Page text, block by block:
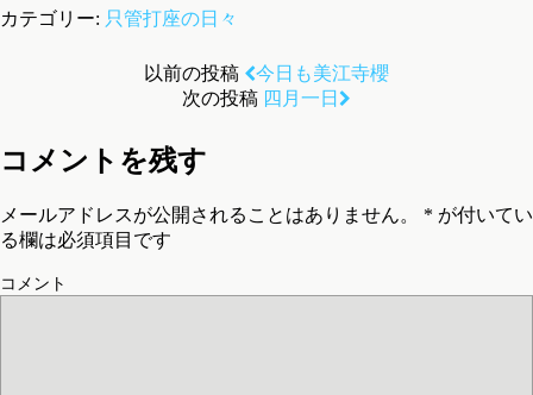
カテゴリー: 只管打座の日々
以前の投稿
今日も美江寺櫻
次の投稿 四月一日
コメントを残す
メールアドレスが公開されることはありません。 * が付いてい
る欄は必須項目です
コメント